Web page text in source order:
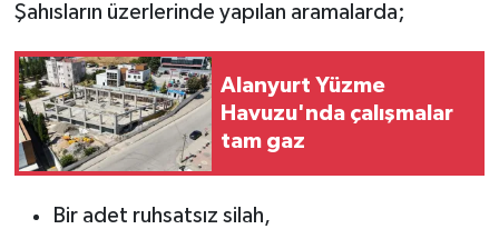
Şahısların üzerlerinde yapılan aramalarda;
Alanyurt Yüzme
Havuzu'nda çalışmalar
tam gaz
Bir adet ruhsatsız silah,